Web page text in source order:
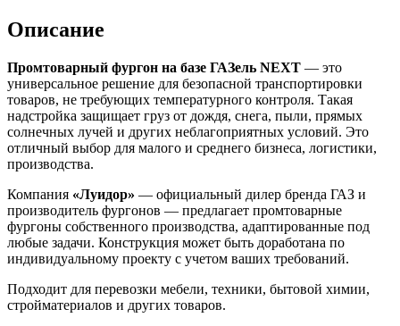
Описание
Промтоварный фургон на базе ГАЗель NEXT — это
универсальное решение для безопасной транспортировки
товаров, не требующих температурного контроля. Такая
надстройка защищает груз от дождя, снега, пыли, прямых
солнечных лучей и других неблагоприятных условий. Это
отличный выбор для малого и среднего бизнеса, логистики,
производства.
Компания «Луидор» — официальный дилер бренда ГАЗ и
производитель фургонов — предлагает промтоварные
фургоны собственного производства, адаптированные под
любые задачи. Конструкция может быть доработана по
индивидуальному проекту с учетом ваших требований.
Подходит для перевозки мебели, техники, бытовой химии,
стройматериалов и других товаров.